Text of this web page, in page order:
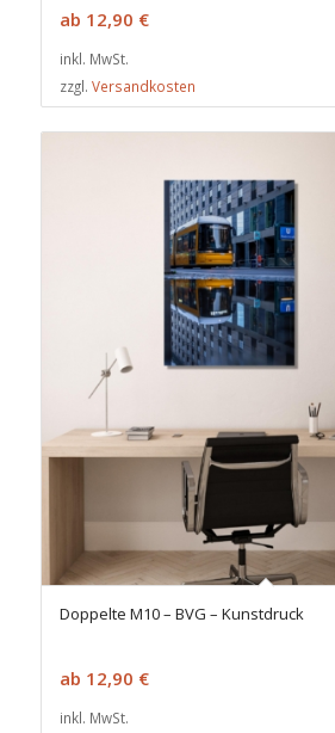
ab 12,90 €
inkl. MwSt.
zzgl. Versandkosten
Doppelte M10 – BVG – Kunstdruck
ab 12,90 €
inkl. MwSt.